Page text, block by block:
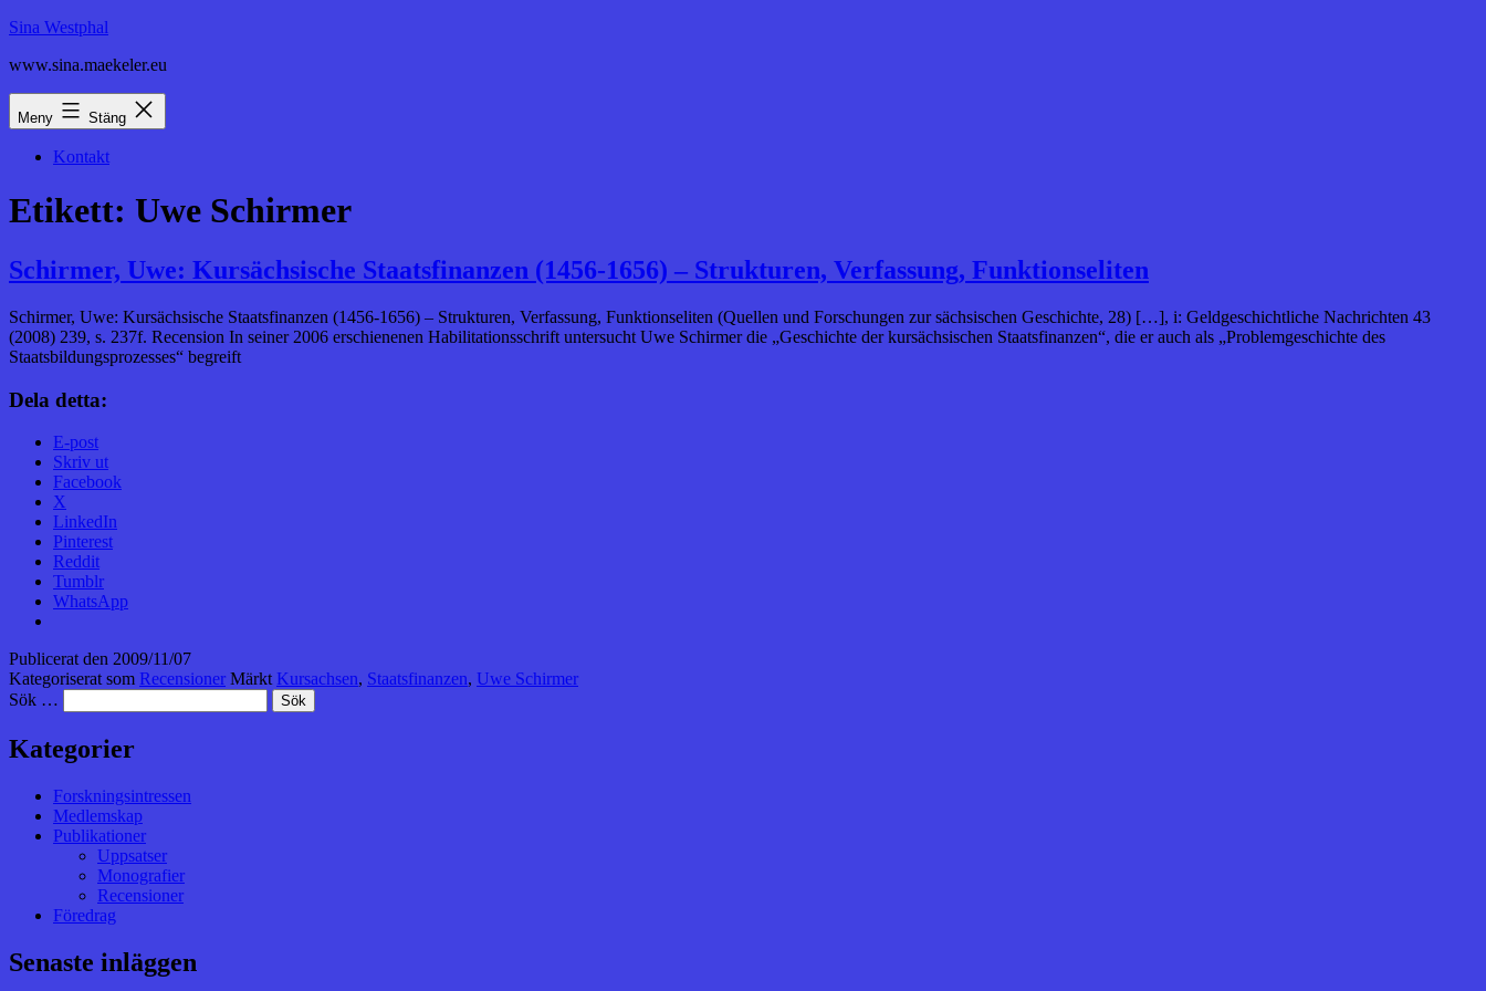
Hoppa
innehåll
Sina Westphal
www.sina.maekeler.eu
Meny Stäng
Kontakt
Etikett: Uwe Schirmer
Schirmer, Uwe: Kursächsische Staatsfinanzen (1456-1656) – Strukturen, Verfassung, Funktionseliten
Schirmer, Uwe: Kursächsische Staatsfinanzen (1456-1656) – Strukturen, Verfassung, Funktionseliten (Quellen und Forschungen zur sächsischen Geschichte, 28) […], i: Geldgeschichtliche Nachrichten 43
(2008) 239, s. 237f. Recension In seiner 2006 erschienenen Habilitationsschrift untersucht Uwe Schirmer die „Geschichte der kursächsischen Staatsfinanzen“, die er auch als „Problemgeschichte des
Staatsbildungsprozesses“ begreift
Dela detta:
E-post
Skriv ut
Facebook
X
LinkedIn
Pinterest
Reddit
Tumblr
WhatsApp
Publicerat den 2009/11/07
Kategoriserat som Recensioner Märkt Kursachsen, Staatsfinanzen, Uwe Schirmer
Sök …
Kategorier
Forskningsintressen
Medlemskap
Publikationer
Uppsatser
Monografier
Recensioner
Föredrag
Senaste inläggen